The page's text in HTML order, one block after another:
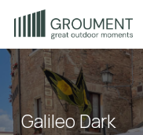
main
content
Galileo Dark